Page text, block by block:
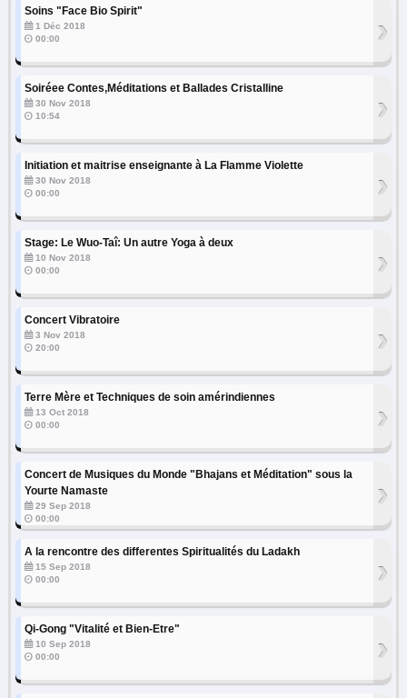
Soins "Face Bio Spirit"
1 Déc 2018
00:00
›
Soiréee Contes,Méditations et Ballades Cristalline
30 Nov 2018
10:54
›
Initiation et maitrise enseignante à La Flamme Violette
30 Nov 2018
00:00
›
Stage: Le Wuo-Taî: Un autre Yoga à deux
10 Nov 2018
00:00
›
Concert Vibratoire
3 Nov 2018
20:00
›
Terre Mère et Techniques de soin amérindiennes
13 Oct 2018
00:00
›
Concert de Musiques du Monde "Bhajans et Méditation" sous la
Yourte Namaste
29 Sep 2018
00:00
›
A la rencontre des differentes Spiritualités du Ladakh
15 Sep 2018
00:00
›
Qi-Gong "Vitalité et Bien-Etre"
10 Sep 2018
00:00
›